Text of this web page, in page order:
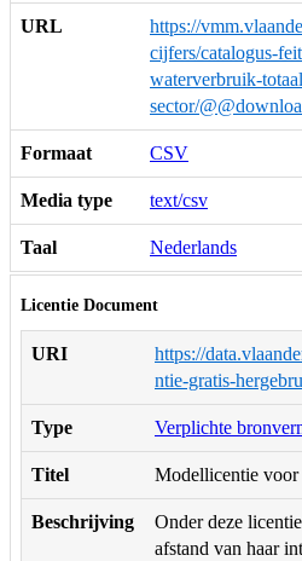
URL
https://
cijfers/catalogus-
waterverbruik-
sector/
Formaat CSV
Media type text/csv
Taal Nederlands
Licentie Document
URI
https://
ntie-gratis-
Type Verplichte
Titel Modellicentie
Beschrijving
Onder deze
afstand van haar